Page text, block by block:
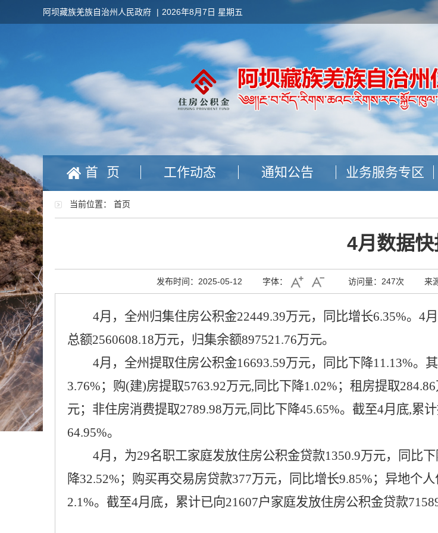
阿坝藏族羌族自治州人民政府 | 2026年8月7日 星期五
首页 工作动态 通知公告 业务服务专区
当前位置： 首页
4月数据快
发布时间：2025-05-12 字体： 访问量： 247次 来
4月 ，全州归集住房公积金22449.39万元，同比增长6.35%。 4
总额2560608.18万元，归集余额897521.76万元。
4月，全州提取住房公积金16693.59万元，同比下降11.13%。
3.76%；购(建)房提取5763.92万元,同比下降1.02%；租房提取
元；非住房消费提取2789.98万元,同比下降45.65%。截至4月底,累
64.95%。
4月，为29名职工家庭发放住房公积金贷款1350.9万元，同比
降32.52%；购买再交易房贷款377万元，同比增长9.85%；异地个
2.1%。截至4月底，累计已向21607户家庭发放住房公积金贷款